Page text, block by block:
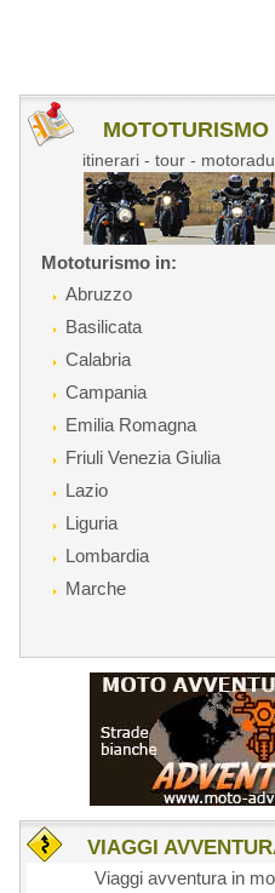
MOTOTURISMO
itinerari - tour -
Mototurismo in:
Abruzzo
Basilicata
Calabria
Campania
Emilia Romagna
Friuli Venezia Giulia
Lazio
Liguria
Lombardia
Marche
VIAGGI
Viaggi avventura in